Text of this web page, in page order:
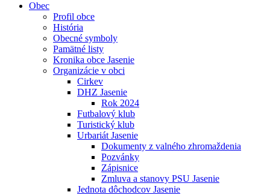
Obec
Profil obce
História
Obecné symboly
Pamätné listy
Kronika obce Jasenie
Organizácie v obci
Cirkev
DHZ Jasenie
Rok 2024
Futbalový klub
Turistický klub
Urbariát Jasenie
Dokumenty z valného zhromaždenia
Pozvánky
Zápisnice
Zmluva a stanovy PSU Jasenie
Jednota dôchodcov Jasenie